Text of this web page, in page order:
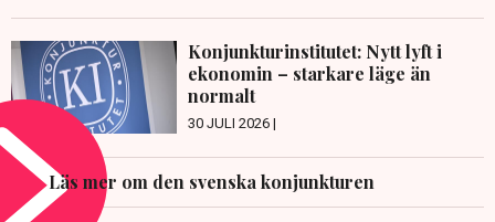
Konjunkturinstitutet: Nytt lyft i
ekonomin – starkare läge än
normalt
30 JULI 2026 |
Läs mer om den svenska konjunkturen